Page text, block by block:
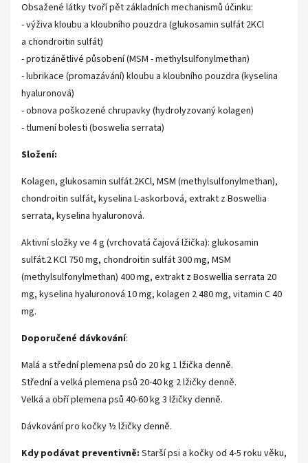
Obsažené látky tvoří pět základních mechanismů účinku:
- výživa kloubu a kloubního pouzdra (glukosamin sulfát 2KCl
a chondroitin sulfát)
- protizánětlivé působení (MSM - methylsulfonylmethan)
- lubrikace (promazávání) kloubu a kloubního pouzdra (kyselina
hyaluronová)
- obnova poškozené chrupavky (hydrolyzovaný kolagen)
- tlumení bolesti (boswelia serrata)
Složení:
Kolagen, glukosamin sulfát.2KCl, MSM (methylsulfonylmethan),
chondroitin sulfát, kyselina L-askorbová, extrakt z Boswellia
serrata, kyselina hyaluronová.
Aktivní složky ve 4 g (vrchovatá čajová lžička): glukosamin
sulfát.2 KCl 750 mg, chondroitin sulfát 300 mg, MSM
(methylsulfonylmethan) 400 mg, extrakt z Boswellia serrata 20
mg, kyselina hyaluronová 10 mg, kolagen 2 480 mg, vitamin C 40
mg.
Doporučené dávkování:
Malá a střední plemena psů do 20 kg 1 lžička denně.
Střední a velká plemena psů 20-40 kg 2 lžičky denně.
Velká a obří plemena psů 40-60 kg 3 lžičky denně.
Dávkování pro kočky ½ lžičky denně.
Kdy podávat preventivně: Starší psi a kočky od 4-5 roku věku,